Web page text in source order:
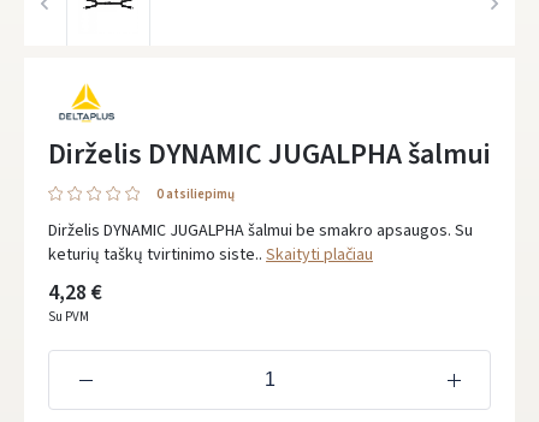
Dirželis DYNAMIC JUGALPHA šalmui
0 atsiliepimų
Dirželis DYNAMIC JUGALPHA šalmui be smakro apsaugos. Su
keturių taškų tvirtinimo siste.. Skaityti plačiau
4,28 €
Su PVM